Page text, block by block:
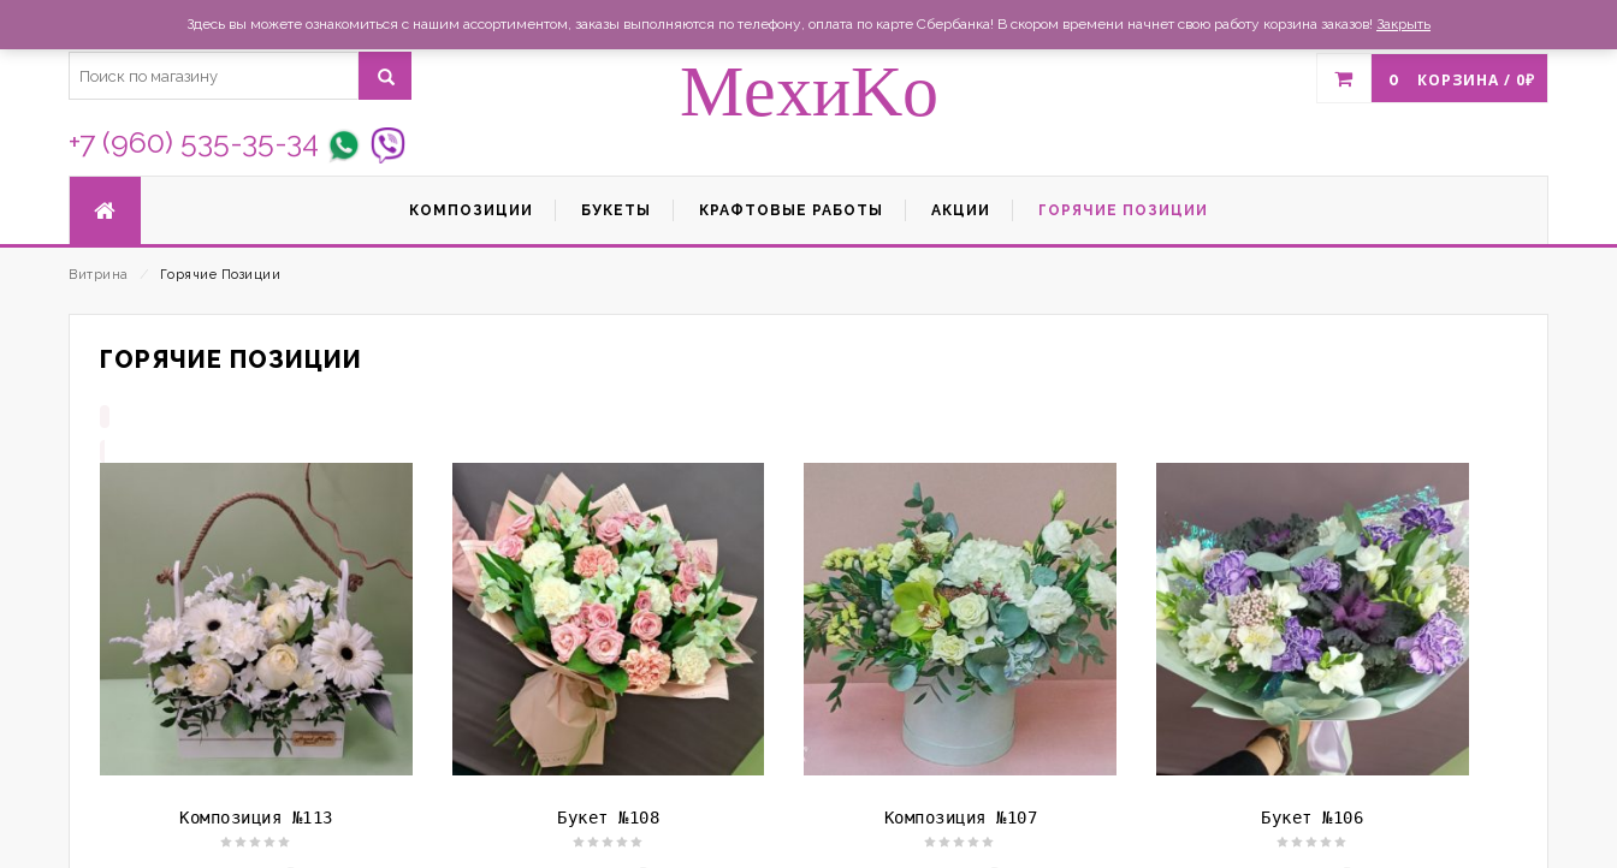
Магазин Доставка и оплата Список желаний
+7 (960) 535-35-34
MexиKo 0 КОРЗИНА / 0₽
КОМПОЗИЦИИ БУКЕТЫ КРАФТОВЫЕ РАБОТЫ АКЦИИ ГОРЯЧИЕ ПОЗИЦИИ
Витрина Горячие Позиции
ГОРЯЧИЕ ПОЗИЦИИ
Композиция №113 Букет №108 Композиция №107 Букет №106
Здесь вы можете ознакомиться с нашим ассортиментом, заказы выполняются по телефону, оплата по карте Сбербанка! В скором времени начнет свою работу корзина заказов! Закрыть